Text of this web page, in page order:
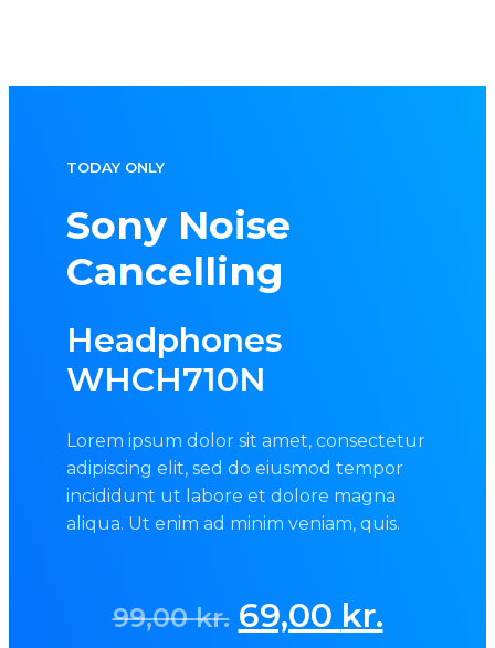
TODAY ONLY
Sony Noise
Cancelling
Headphones
WHCH710N
Lorem ipsum dolor sit amet, consectetur
adipiscing elit, sed do eiusmod tempor
incididunt ut labore et dolore magna
aliqua. Ut enim ad minim veniam, quis.
99,00kr. Original
69,00 kr.